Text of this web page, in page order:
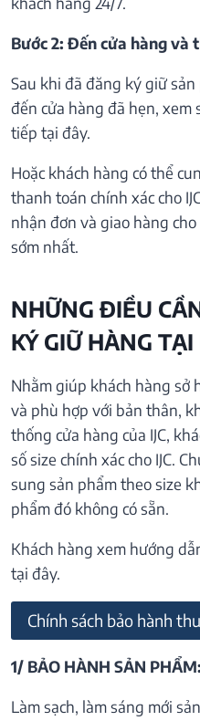
Bước 2: Đến cửa hàng và
Sau khi đã đăng ký giữ
đến cửa hàng đã hẹn,
tiếp tại đây.
Hoặc khách hàng có thể
thanh toán chính xác cho
nhận đơn và giao hàng
sớm nhất.
NHỮNG ĐIỀU
KÝ GIỮ HÀNG TẠI
Nhằm giúp khách hàng sở
và phù hợp với bản thân,
thống cửa hàng của IJC,
số size chính xác cho IJC.
sung sản phẩm theo size
phẩm đó không có sẵn.
Khách hàng xem hướng
tại đây.
Chính sách bảo hành
1/ BẢO HÀNH SẢN PHẨM:
Làm sạch, làm sáng mới